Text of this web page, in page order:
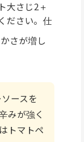
大さじ2＋
ださい。仕
さが増し
ースを
みが強く
トマトペ